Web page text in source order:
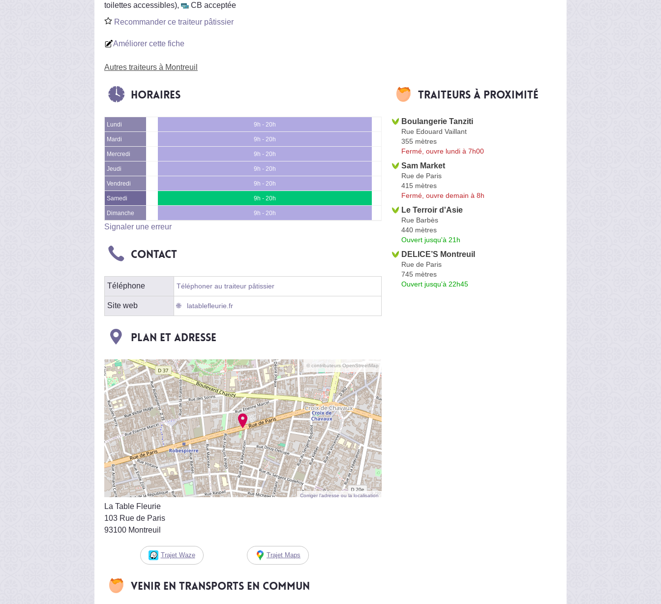
toilettes accessibles),
CB acceptée
Recommander ce traiteur pâtissier
Améliorer cette fiche
Autres traiteurs à Montreuil
Horaires
Lundi 9h - 20h
Mardi 9h - 20h
Mercredi 9h - 20h
Jeudi 9h - 20h
Vendredi 9h - 20h
Samedi 9h - 20h
Dimanche 9h - 20h
Signaler une erreur
Contact
Téléphone Téléphoner au traiteur pâtissier
Site web latablefleurie.fr
Plan et adresse
© contributeurs OpenStreetMap
Corriger l’adresse ou la localisation
La Table Fleurie
103 Rue de Paris
93100 Montreuil
Trajet Waze Trajet Maps
Venir en transports en commun
Traiteurs à proximité
Boulangerie Tanziti
Rue Edouard Vaillant
355 mètres
Fermé, ouvre lundi à 7h00
Sam Market
Rue de Paris
415 mètres
Fermé, ouvre demain à 8h
Le Terroir d'Asie
Rue Barbès
440 mètres
Ouvert jusqu'à 21h
DELICE’S Montreuil
Rue de Paris
745 mètres
Ouvert jusqu'à 22h45